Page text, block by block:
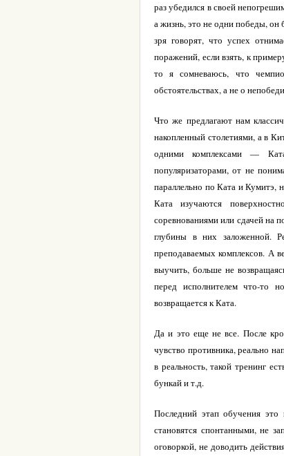
раз убедился в своей
а жизнь, это не одни победы, он
зря говорят, что успех
поражений, если взять, к
то я сомневаюсь, что
обстоятельствах, а не о
Что же предлагают нам
накопленный столетиями, а в
одними комплексами —
популяризаторами, от не
параллельно по Ката и Кумитэ,
Ката изучаются
соревнованиями или сдачей на
глубины в них заложенной.
преподаваемых комплексов. А
выучить, больше не
перед исполнителем что-то
возвращается к Ката.
Да и это еще не все. После
чувство противника, реально
в реальность, такой тренинг
бункай и т.д.
Последний этап обучения
становятся спонтанными, не
оговоркой, не доводить